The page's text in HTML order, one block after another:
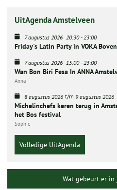
UitAgenda Amstelveen
7 augustus 2026 20:30-23:00
Friday's Latin Party in VOKA
7 augustus 2026 15:00-23:00
Wan Bon Biri Fesa In ANNA
Anna
8 augustus 2026 t/m 9 augustus 2026
Michelinchefs keren terug in
het Bos festival
Sophie
Volledige UitAgenda
Wat gebeurt er